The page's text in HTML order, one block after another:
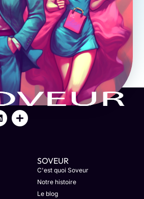
SOVEUR
C'est quoi Soveur
Notre histoire
Le blog